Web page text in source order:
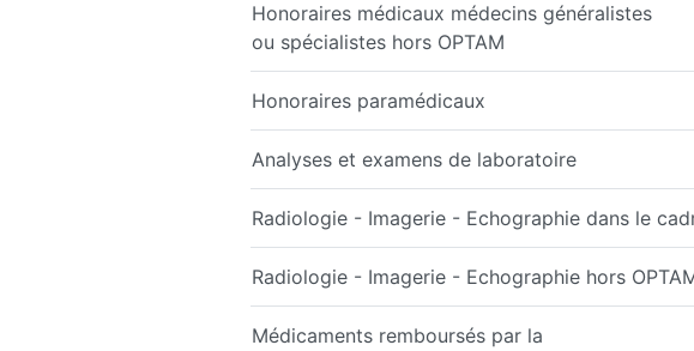
Honoraires médicaux médecins généralistes
ou spécialistes hors OPTAM
Honoraires paramédicaux
Analyses et examens de laboratoire
Radiologie - Imagerie - Echographie dans le
Radiologie - Imagerie - Echographie hors
Médicaments remboursés par la